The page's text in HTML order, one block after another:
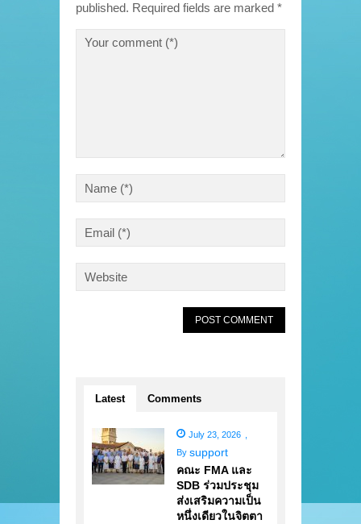
published. Required fields are marked *
Latest Comments
July 23, 2026
By support
คณะ FMA และ
SDB ร่วมประชุม
ส่งเสริมความเป็น
หนึ่งเดียวในจิตตา